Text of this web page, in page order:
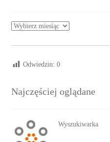
Archiwa
Odwiedzin: 0
Najczęściej oglądane
Wyszukiwarka